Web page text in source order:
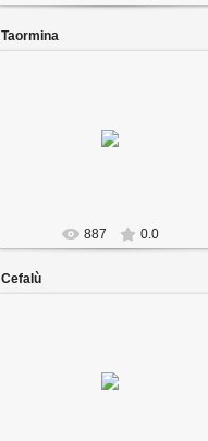
Taormina
887 0.0
Cefalù